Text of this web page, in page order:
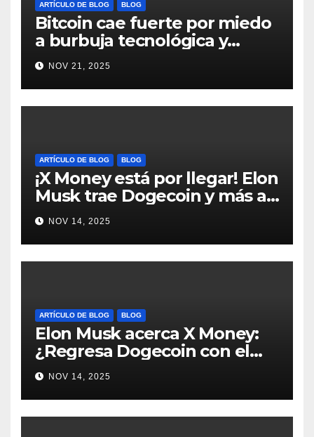
ARTÍCULO DE BLOG BLOG
Bitcoin cae fuerte por miedo
a burbuja tecnológica y
nervios en AI #crypto
#Bitcoin
NOV 21, 2025
ARTÍCULO DE BLOG BLOG
¡X Money está por llegar! Elon
Musk trae Dogecoin y más al
mundo de pagos #Crypto
#Dogecoin
NOV 14, 2025
ARTÍCULO DE BLOG BLOG
Elon Musk acerca X Money:
¿Regresa Dogecoin con el
nuevo pago nativo? #Cripto
#Dogecoin
NOV 14, 2025